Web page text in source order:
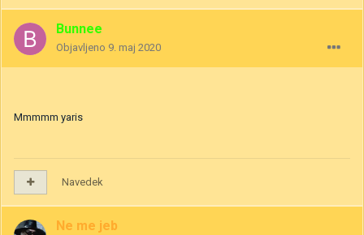
Bunnee
Objavljeno 9. maj 2020
Mmmmm yaris
Navedek
Ne me jeb